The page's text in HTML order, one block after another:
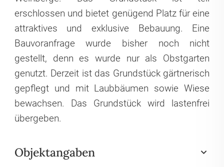
erschlossen und bietet genügend Platz für eine
attraktives und exklusive Bebauung. Eine
Bauvoranfrage wurde bisher noch nicht
gestellt, denn es wurde nur als Obstgarten
genutzt. Derzeit ist das Grundstück gärtnerisch
gepflegt und mit Laubbäumen sowie Wiese
bewachsen. Das Grundstück wird lastenfrei
übergeben.
Objektangaben